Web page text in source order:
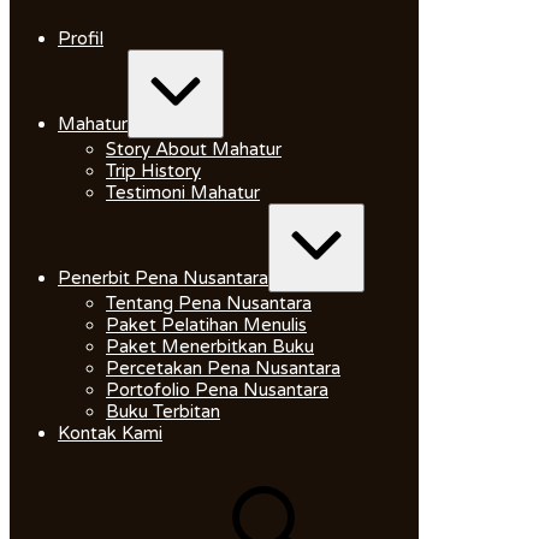
content
Profil
Mahatur
Story About Mahatur
Trip History
Testimoni Mahatur
Penerbit Pena Nusantara
Tentang Pena Nusantara
Paket Pelatihan Menulis
Paket Menerbitkan Buku
Percetakan Pena Nusantara
Portofolio Pena Nusantara
Buku Terbitan
Kontak Kami